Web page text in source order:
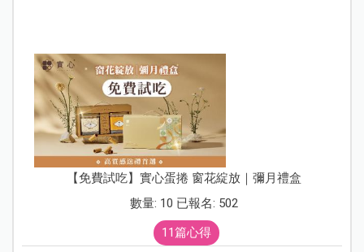
【免費試吃】實心蛋捲 窗花綻放｜彌月禮盒
數量: 10 已報名: 502
11篇心得